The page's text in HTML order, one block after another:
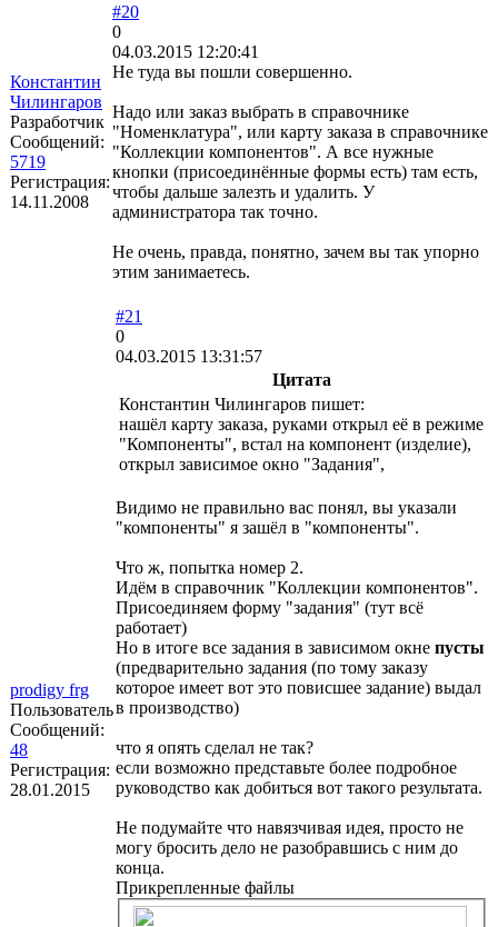
Константин
Чилингаров
Разработчик
Сообщений:
5719
Регистрация:
14.11.2008
#20
0
04.03.2015 12:20:41
Не туда вы пошли совершенно.
Надо или заказ выбрать в справочнике
"Номенклатура", или карту заказа в справочнике
"Коллекции компонентов". А все нужные
кнопки (присоединённые формы есть) там есть,
чтобы дальше залезть и удалить. У
администратора так точно.
Не очень, правда, понятно, зачем вы так упорно
этим занимаетесь.
prodigy frg
Пользователь
Сообщений:
48
Регистрация:
28.01.2015
#21
0
04.03.2015 13:31:57
Цитата
Константин Чилингаров пишет:
нашёл карту заказа, руками открыл её в режиме
"Компоненты", встал на компонент (изделие),
открыл зависимое окно "Задания",
Видимо не правильно вас понял, вы указали
"компоненты" я зашёл в "компоненты".
Что ж, попытка номер 2.
Идём в справочник "Коллекции компонентов".
Присоединяем форму "задания" (тут всё
работает)
Но в итоге все задания в зависимом окне пусты
(предварительно задания (по тому заказу
которое имеет вот это повисшее задание) выдал
в производство)
что я опять сделал не так?
если возможно представьте более подробное
руководство как добиться вот такого результата.
Не подумайте что навязчивая идея, просто не
могу бросить дело не разобравшись с ним до
конца.
Прикрепленные файлы